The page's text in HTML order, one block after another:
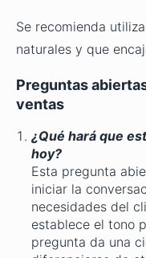
Se recomienda
naturales y que
Preguntas
ventas
¿Qué hará que
hoy?
Esta pregunta
iniciar la
necesidades del
establece el tono
pregunta da una